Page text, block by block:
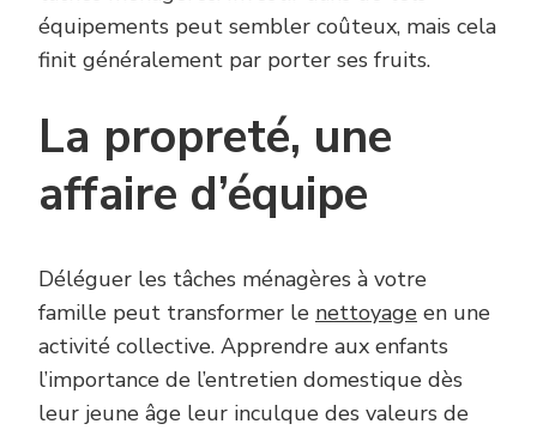
équipements peut sembler coûteux, mais cela
finit généralement par porter ses fruits.
La propreté, une
affaire d’équipe
Déléguer les tâches ménagères à votre
famille peut transformer le nettoyage en une
activité collective. Apprendre aux enfants
l’importance de l’entretien domestique dès
leur jeune âge leur inculque des valeurs de